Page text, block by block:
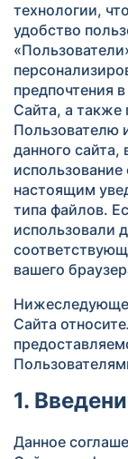
технологии,
удобство
предпочтения
Сайта, а также
Пользователю
данного сайта,
настоящим
типа файлов.
использовали
вашего
Сайта
1.
Данное